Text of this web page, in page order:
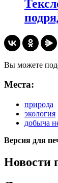
Вы можете
Места:
природа
экология
добыча
Версия для
Новости